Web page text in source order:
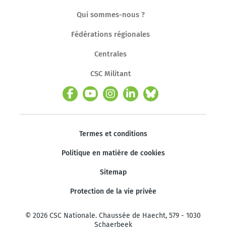
Qui sommes-nous ?
Fédérations régionales
Centrales
CSC Militant
Termes et conditions
Politique en matière de cookies
Sitemap
Protection de la vie privée
© 2026 CSC Nationale. Chaussée de Haecht, 579 - 1030
Schaerbeek